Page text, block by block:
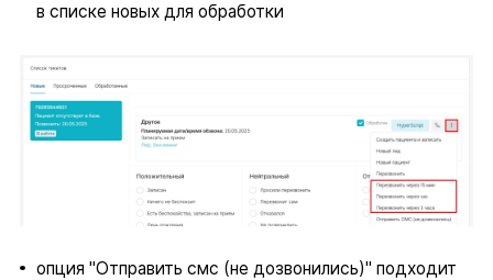
в списке новых для обработки
опция "Отправить смс (не дозвонились)" подходит